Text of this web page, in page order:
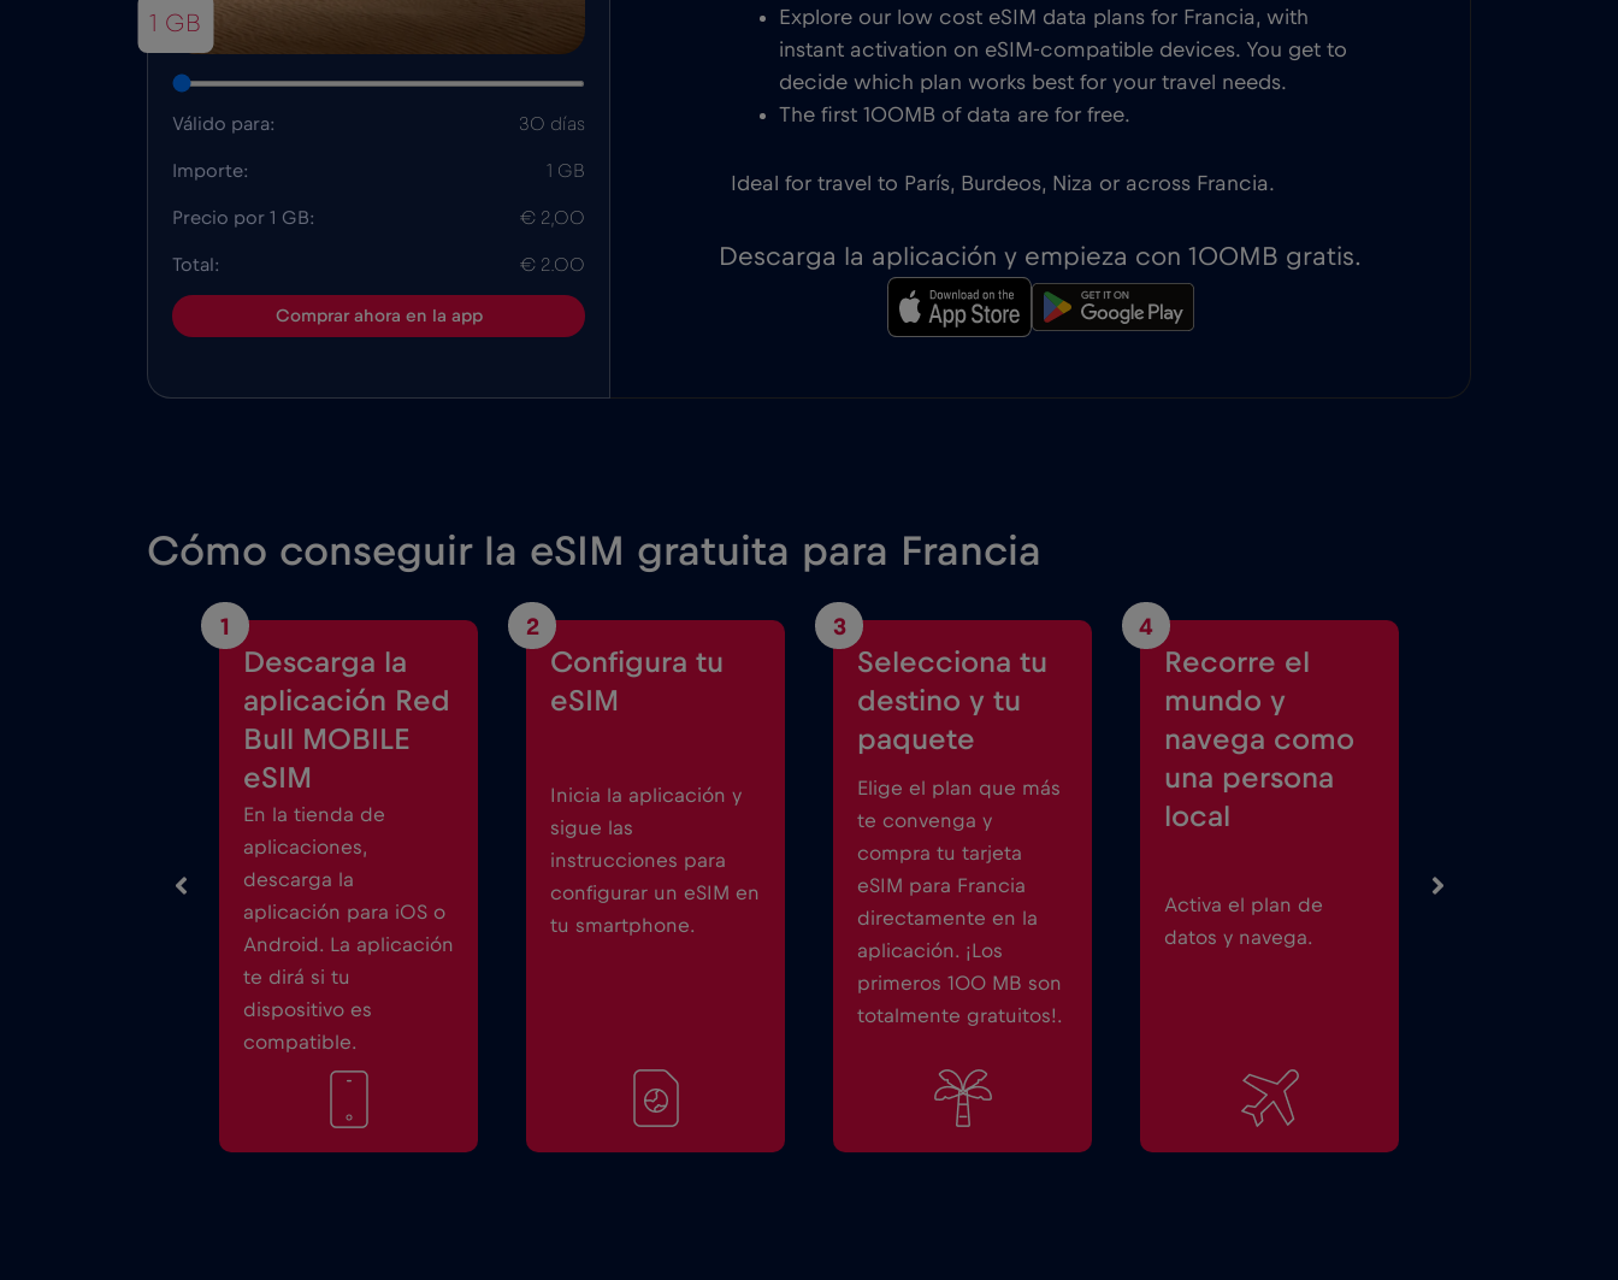
1 GB
Válido para: 30 días
Importe: 1 GB
Precio por 1 GB: € 2,00
Total: € 2.00
Comprar ahora en la app
Explore our low cost eSIM data plans for Francia, with
instant activation on eSIM-compatible devices. You get to
decide which plan works best for your travel needs.
The first 100MB of data are for free.
Ideal for travel to París, Burdeos, Niza or across Francia.
Descarga la aplicación y empieza con 100MB gratis.
Cómo conseguir la eSIM gratuita para Francia
1
Descarga la
aplicación Red
Bull MOBILE
eSIM
En la tienda de
aplicaciones,
descarga la
aplicación para iOS o
Android. La aplicación
te dirá si tu
dispositivo es
compatible.
2
Configura tu
eSIM
Inicia la aplicación y
sigue las
instrucciones para
configurar un eSIM en
tu smartphone.
3
Selecciona tu
destino y tu
paquete
Elige el plan que más
te convenga y
compra tu tarjeta
eSIM para Francia
directamente en la
aplicación. ¡Los
primeros 100 MB son
totalmente gratuitos!.
4
Recorre el
mundo y
navega como
una persona
local
Activa el plan de
datos y navega.